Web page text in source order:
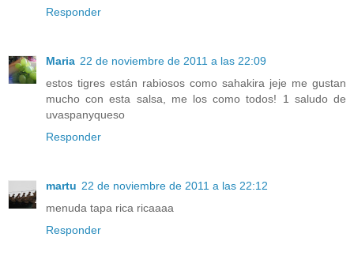
Responder
Maria 22 de noviembre de 2011 a las 22:09
estos tigres están rabiosos como sahakira jeje me gustan
mucho con esta salsa, me los como todos! 1 saludo de
uvaspanyqueso
Responder
martu 22 de noviembre de 2011 a las 22:12
menuda tapa rica ricaaaa
Responder